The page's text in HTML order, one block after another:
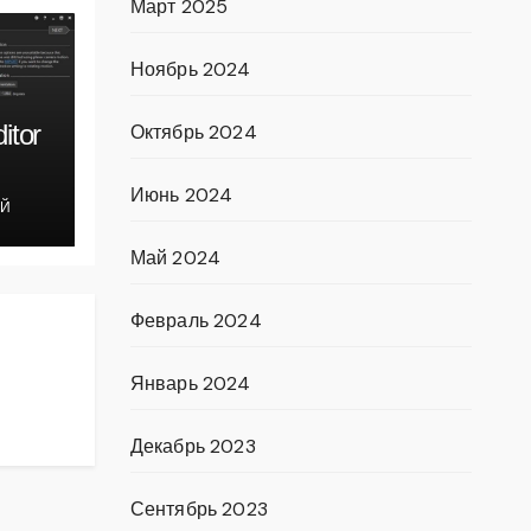
Март 2025
Ноябрь 2024
Октябрь 2024
Июнь 2024
Май 2024
Февраль 2024
Январь 2024
Декабрь 2023
Сентябрь 2023